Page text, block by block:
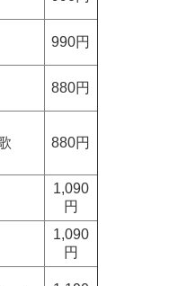
990円
880円
880円
1,090
円
1,090
円